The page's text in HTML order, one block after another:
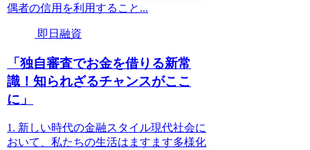
偶者の信用を利用すること...
即日融資
「独自審査でお金を借りる新常
識！知られざるチャンスがここ
に」
1. 新しい時代の金融スタイル現代社会に
おいて、私たちの生活はますます多様化